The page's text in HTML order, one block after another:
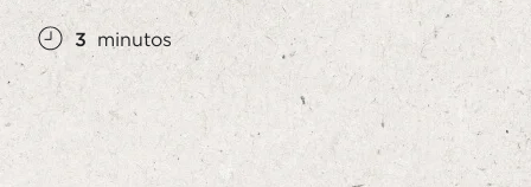
3 minutos